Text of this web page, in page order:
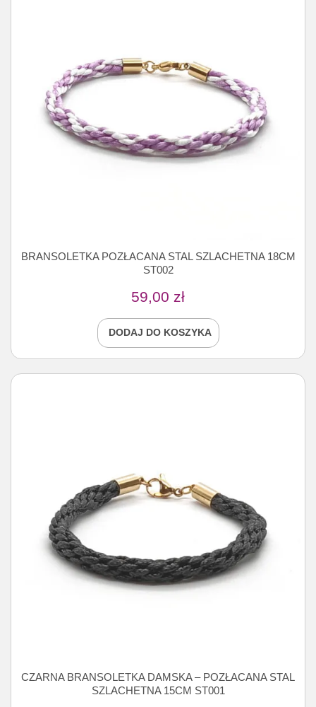
BRANSOLETKA POZŁACANA STAL SZLACHETNA 18CM
ST002
59,00 zł
DODAJ DO KOSZYKA
CZARNA BRANSOLETKA DAMSKA – POZŁACANA STAL
SZLACHETNA 15CM ST001